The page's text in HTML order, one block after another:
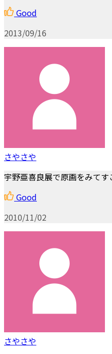
Good
2013/09/16
さやさや
宇野亜喜良展で原画をみてす
Good
2010/11/02
さやさや